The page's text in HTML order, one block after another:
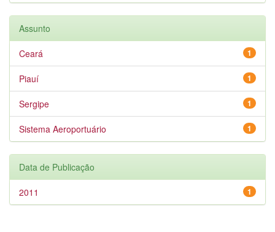
Assunto
1
Ceará
1
Piauí
1
Sergipe
1
Sistema Aeroportuário
Data de Publicação
1
2011